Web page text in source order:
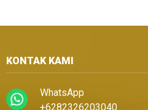
KONTAK KAMI
WhatsApp
+6282326203040